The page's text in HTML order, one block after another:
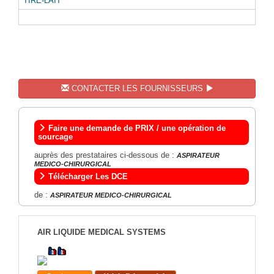
CONTACTER LES FOURNISSEURS
Faire une demande de PRIX / une opération de
sourcage
auprès des prestataires ci-dessous de : ASPIRATEUR
MEDICO-CHIRURGICAL
Télécharger Les DCE
de : ASPIRATEUR MEDICO-CHIRURGICAL
AIR LIQUIDE MEDICAL SYSTEMS